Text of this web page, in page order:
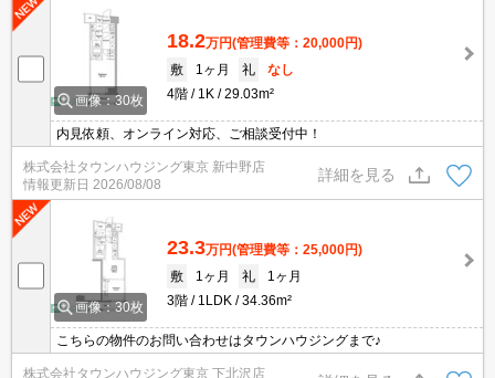
画像：30枚
18.2万円(管理費等：20,000円)
敷
1ヶ月 礼
なし
4階
1K 29.03m²
内見依頼、オンライン対応、ご相談受付中！
株式会社タウンハウジング東京 新中野店
情報更新日 2026/08/08
詳細を見る
画像：30枚
23.3万円(管理費等：25,000円)
敷
1ヶ月 礼
1ヶ月
3階
1LDK 34.36m²
こちらの物件のお問い合わせはタウンハウジングまで♪
株式会社タウンハウジング東京 下北沢店